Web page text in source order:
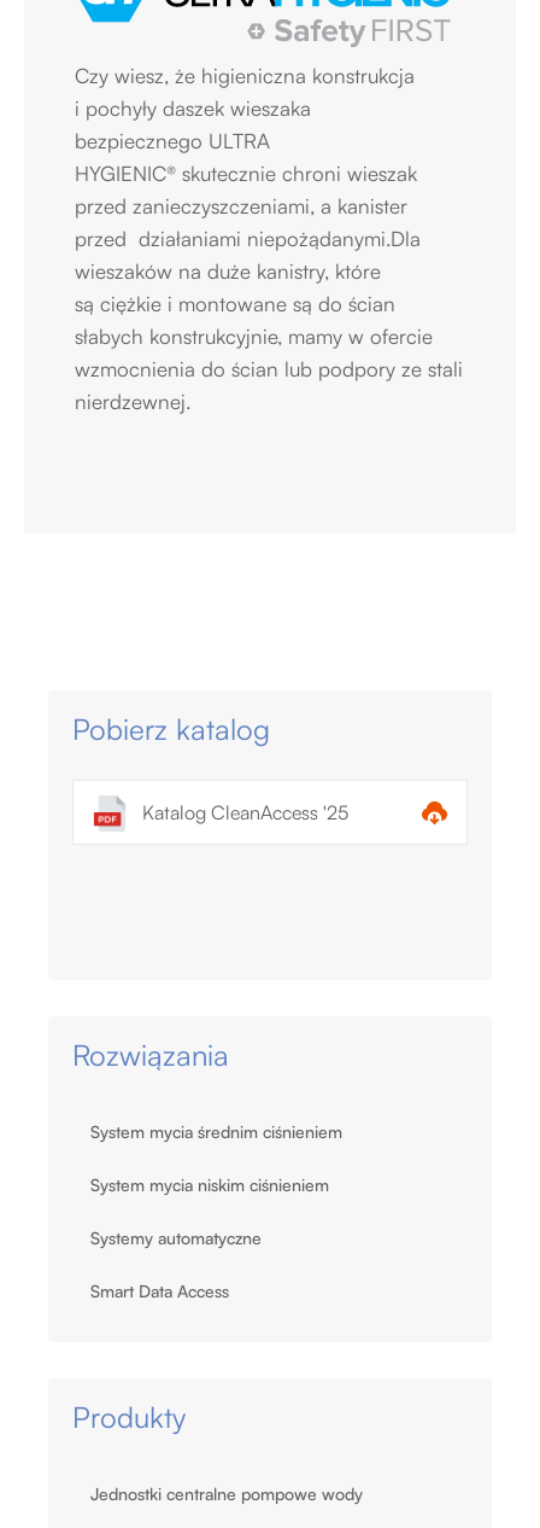
Czy wiesz, że higieniczna konstrukcja
i pochyły daszek wieszaka
bezpiecznego ULTRA
HYGIENIC® skutecznie chroni wieszak
przed zanieczyszczeniami, a kanister
przed działaniami niepożądanymi.Dla
wieszaków na duże kanistry, które
są ciężkie i montowane są do ścian
słabych konstrukcyjnie, mamy w ofercie
wzmocnienia do ścian lub podpory ze stali
nierdzewnej.
Pobierz katalog
Katalog CleanAccess '25
Rozwiązania
System mycia średnim ciśnieniem
System mycia niskim ciśnieniem
Systemy automatyczne
Smart Data Access
Produkty
Jednostki centralne pompowe wody